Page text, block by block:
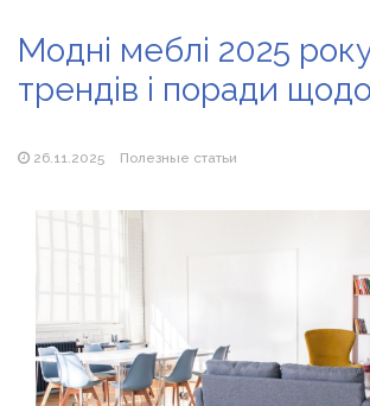
варіант
Натуральна косметика Хіларі для захисту
сонця
2026
Модні меблі 2025
трендів і поради
26.11.2025 Полезные статьи